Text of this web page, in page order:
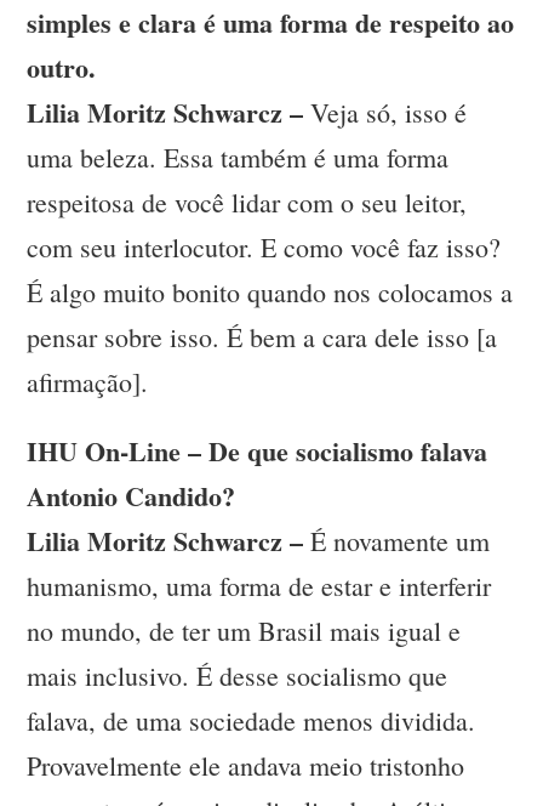
simples e clara é uma forma de respeito ao
outro.
Lilia Moritz Schwarcz – Veja só, isso é
uma beleza. Essa também é uma forma
respeitosa de você lidar com o seu leitor,
com seu interlocutor. E como você faz isso?
É algo muito bonito quando nos colocamos a
pensar sobre isso. É bem a cara dele isso [a
afirmação].
IHU On-Line – De que socialismo falava
Antonio Candido?
Lilia Moritz Schwarcz – É novamente um
humanismo, uma forma de estar e interferir
no mundo, de ter um Brasil mais igual e
mais inclusivo. É desse socialismo que
falava, de uma sociedade menos dividida.
Provavelmente ele andava meio tristonho